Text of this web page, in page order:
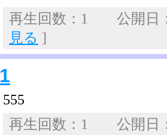
再生回数：1 公開
見る ]
1
555
再生回数：1 公開